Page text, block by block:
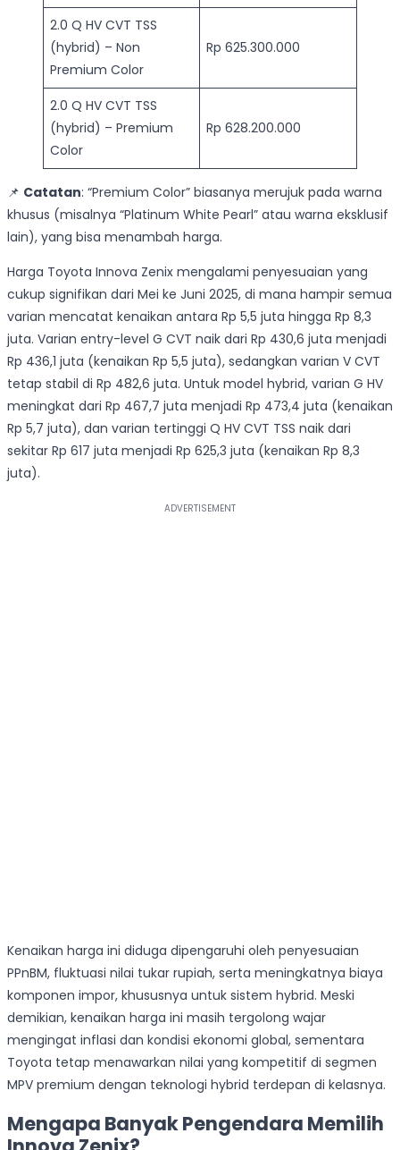
2.0 Q HV CVT TSS
(hybrid) – Non
Premium Color
Rp 625.300.000
2.0 Q HV CVT TSS
(hybrid) – Premium
Color
Rp 628.200.000
📌 Catatan: “Premium Color” biasanya merujuk pada warna
khusus (misalnya “Platinum White Pearl” atau warna eksklusif
lain), yang bisa menambah harga.
Harga Toyota Innova Zenix mengalami penyesuaian yang
cukup signifikan dari Mei ke Juni 2025, di mana hampir semua
varian mencatat kenaikan antara Rp 5,5 juta hingga Rp 8,3
juta. Varian entry-level G CVT naik dari Rp 430,6 juta menjadi
Rp 436,1 juta (kenaikan Rp 5,5 juta), sedangkan varian V CVT
tetap stabil di Rp 482,6 juta. Untuk model hybrid, varian G HV
meningkat dari Rp 467,7 juta menjadi Rp 473,4 juta (kenaikan
Rp 5,7 juta), dan varian tertinggi Q HV CVT TSS naik dari
sekitar Rp 617 juta menjadi Rp 625,3 juta (kenaikan Rp 8,3
juta).
Kenaikan harga ini diduga dipengaruhi oleh penyesuaian
PPnBM, fluktuasi nilai tukar rupiah, serta meningkatnya biaya
komponen impor, khususnya untuk sistem hybrid. Meski
demikian, kenaikan harga ini masih tergolong wajar
mengingat inflasi dan kondisi ekonomi global, sementara
Toyota tetap menawarkan nilai yang kompetitif di segmen
MPV premium dengan teknologi hybrid terdepan di kelasnya.
Mengapa Banyak Pengendara Memilih